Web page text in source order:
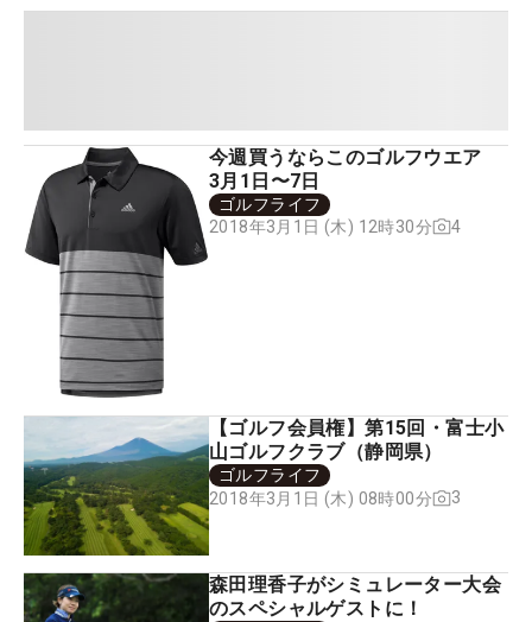
今週買うならこのゴルフウエア
3月1日〜7日
ゴルフライフ
2018年3月1日 (木) 12時30分
4
【ゴルフ会員権】第15回・富士小
山ゴルフクラブ（静岡県）
ゴルフライフ
2018年3月1日 (木) 08時00分
3
森田理香子がシミュレーター大会
のスペシャルゲストに！